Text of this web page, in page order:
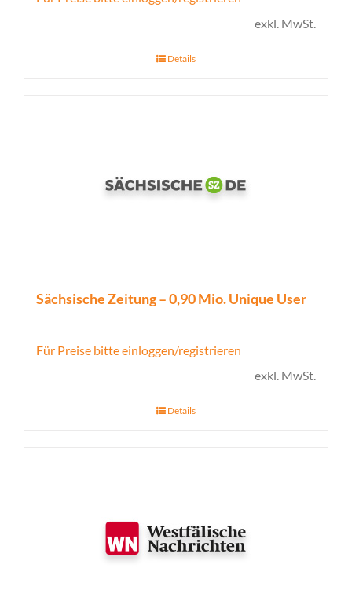
exkl. MwSt.
Details
Sächsische Zeitung – 0,90 Mio. Unique User
Für Preise bitte einloggen/registrieren
exkl. MwSt.
Details